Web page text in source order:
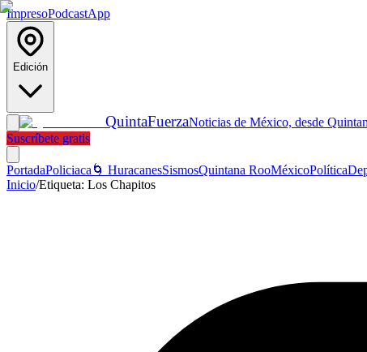
ImpresoPodcastApp
Edición
QuintaFuerzaNoticias de México, desde
Suscríbete gratis
PortadaPoliciaca 🌀 HuracanesSismosQuintana RooMéxicoPolítica
Inicio/Etiqueta: Los Chapitos